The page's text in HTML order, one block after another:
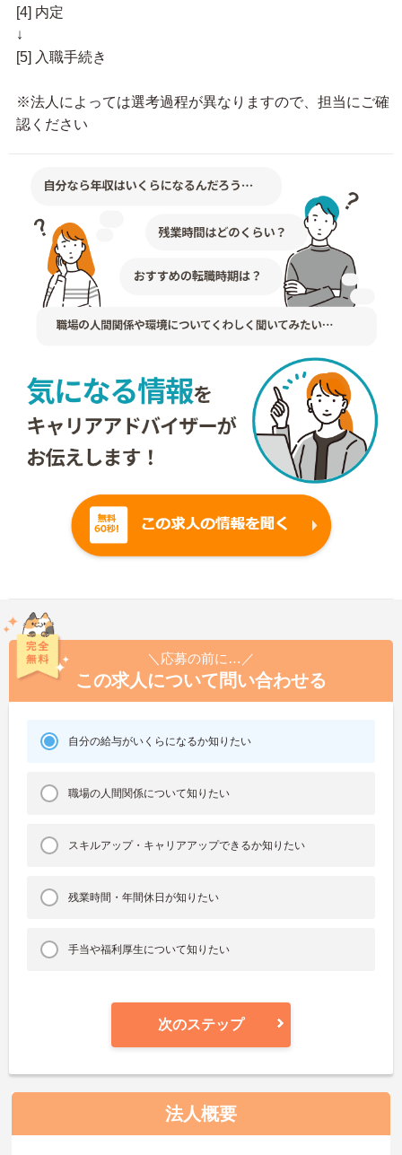
[4] 内定
↓
[5] 入職手続き
※法人によっては選考過程が異なりますので、担当にご確
認ください
＼応募の前に…／
この求人について問い合わせる
自分の給与がいくらになるか知りたい
職場の人間関係について知りたい
スキルアップ・キャリアアップできるか知りたい
残業時間・年間休日が知りたい
手当や福利厚生について知りたい
次のステップ
法人概要